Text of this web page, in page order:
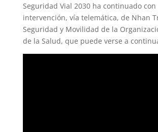
Seguridad Vial 2030 ha continuado con
intervención, vía telemática, de Nhan
Seguridad y Movilidad de la
de la Salud, que puede verse a